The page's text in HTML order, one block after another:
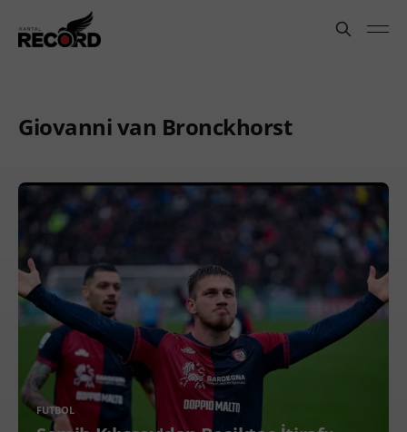
Giovanni van Bronckhorst
FUTBOL